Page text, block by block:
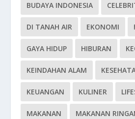
BUDAYA INDONESIA
DI TANAH AIR EKONOMI
GAYA HIDUP HIBURAN
KEINDAHAN ALAM
KEUANGAN KULINER
MAKANAN MAKANAN